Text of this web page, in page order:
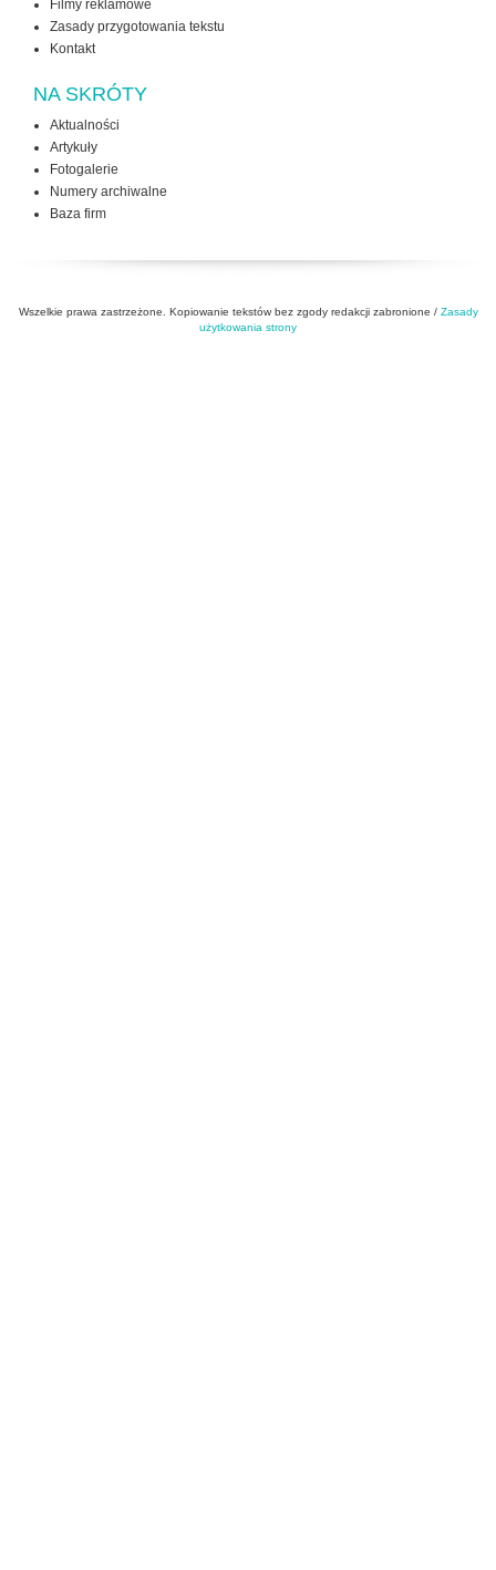
Filmy reklamowe
Zasady przygotowania tekstu
Kontakt
NA SKRÓTY
Aktualności
Artykuły
Fotogalerie
Numery archiwalne
Baza firm
Wszelkie prawa zastrzeżone. Kopiowanie tekstów bez zgody redakcji zabronione / Zasady
użytkowania strony